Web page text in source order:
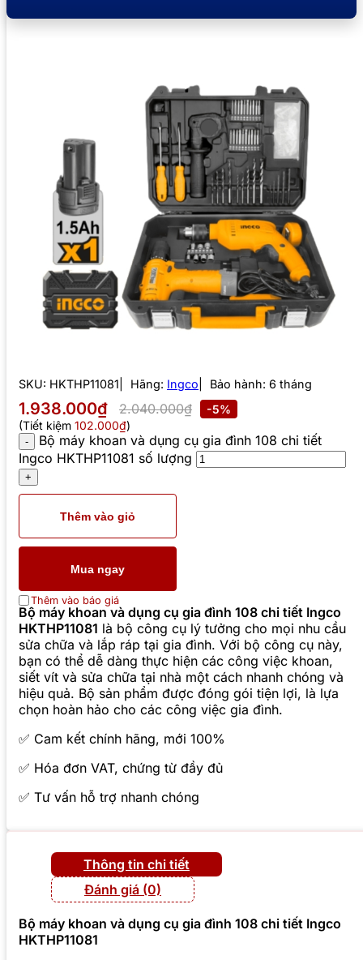
SKU: HKTHP11081 Hãng: Ingco Bảo hành: 6 tháng
1.938.000₫ 2.040.000₫
-5%
(Tiết kiệm 102.000₫)
Bộ máy khoan và dụng cụ gia đình 108 chi tiết
Ingco HKTHP11081 số lượng
Thêm vào giỏ
Mua ngay
Thêm vào báo giá
Bộ máy khoan và dụng cụ gia đình 108 chi tiết Ingco
HKTHP11081 là bộ công cụ lý tưởng cho mọi nhu cầu
sửa chữa và lắp ráp tại gia đình. Với bộ công cụ này,
bạn có thể dễ dàng thực hiện các công việc khoan,
siết vít và sửa chữa tại nhà một cách nhanh chóng và
hiệu quả. Bộ sản phẩm được đóng gói tiện lợi, là lựa
chọn hoàn hảo cho các công việc gia đình.
✅ Cam kết chính hãng, mới 100%
✅ Hóa đơn VAT, chứng từ đầy đủ
✅ Tư vấn hỗ trợ nhanh chóng
Thông tin chi tiết
Đánh giá (0)
Bộ máy khoan và dụng cụ gia đình 108 chi tiết Ingco
HKTHP11081